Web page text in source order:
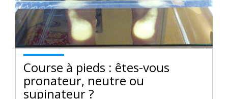
Course à pieds : êtes-vous
pronateur, neutre ou
supinateur ?